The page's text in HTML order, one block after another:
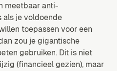
meetbaar anti-
als je voldoende
toepassen voor een
zou je gigantische
gebruiken. Dit is niet
(financieel gezien), maar